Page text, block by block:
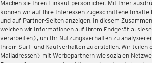
Machen sie Ihren Einkauf persönlicher. Mit Ihrer
können wir auf Ihre Interessen zugeschnittene
und auf Partner-Seiten anzeigen. In diesem
welchen wir Informationen auf Ihrem Endgerät
verarbeiten), um Ihr Nutzungsverhalten zu
Ihrem Surf- und Kaufverhalten zu erstellen. Wir teilen
Mailadressen) mit Werbepartnern wie sozialen